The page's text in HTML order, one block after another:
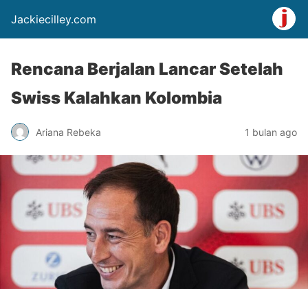
Jackiecilley.com
Rencana Berjalan Lancar Setelah
Swiss Kalahkan Kolombia
Ariana Rebeka 1 bulan ago